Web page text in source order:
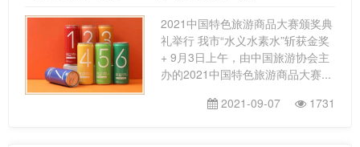
2021中国特色旅游商品大赛颁奖典
礼举行 我市“水义水素水”斩获金奖
+ 9月3日上午，由中国旅游协会主
办的2021中国特色旅游商品大赛...
2021-09-07
1731